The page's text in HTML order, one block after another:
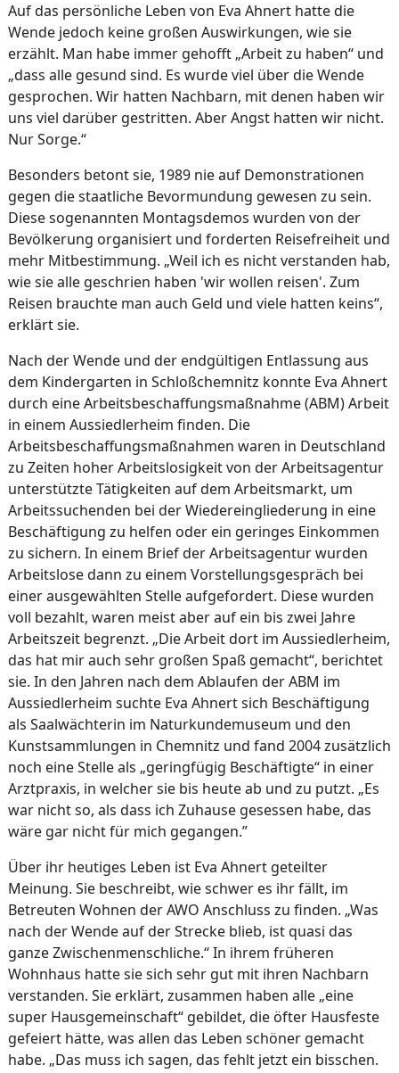
Auf das persönliche Leben von Eva Ahnert hatte die
Wende jedoch keine großen Auswirkungen, wie sie
erzählt. Man habe immer gehofft „Arbeit zu haben“ und
„dass alle gesund sind. Es wurde viel über die Wende
gesprochen. Wir hatten Nachbarn, mit denen haben wir
uns viel darüber gestritten. Aber Angst hatten wir nicht.
Nur Sorge.“
Besonders betont sie, 1989 nie auf Demonstrationen
gegen die staatliche Bevormundung gewesen zu sein.
Diese sogenannten Montagsdemos wurden von der
Bevölkerung organisiert und forderten Reisefreiheit und
mehr Mitbestimmung. „Weil ich es nicht verstanden hab,
wie sie alle geschrien haben 'wir wollen reisen'. Zum
Reisen brauchte man auch Geld und viele hatten keins“,
erklärt sie.
Nach der Wende und der endgültigen Entlassung aus
dem Kindergarten in Schloßchemnitz konnte Eva Ahnert
durch eine Arbeitsbeschaffungsmaßnahme (ABM) Arbeit
in einem Aussiedlerheim finden. Die
Arbeitsbeschaffungsmaßnahmen waren in Deutschland
zu Zeiten hoher Arbeitslosigkeit von der Arbeitsagentur
unterstützte Tätigkeiten auf dem Arbeitsmarkt, um
Arbeitssuchenden bei der Wiedereingliederung in eine
Beschäftigung zu helfen oder ein geringes Einkommen
zu sichern. In einem Brief der Arbeitsagentur wurden
Arbeitslose dann zu einem Vorstellungsgespräch bei
einer ausgewählten Stelle aufgefordert. Diese wurden
voll bezahlt, waren meist aber auf ein bis zwei Jahre
Arbeitszeit begrenzt. „Die Arbeit dort im Aussiedlerheim,
das hat mir auch sehr großen Spaß gemacht“, berichtet
sie. In den Jahren nach dem Ablaufen der ABM im
Aussiedlerheim suchte Eva Ahnert sich Beschäftigung
als Saalwächterin im Naturkundemuseum und den
Kunstsammlungen in Chemnitz und fand 2004 zusätzlich
noch eine Stelle als „geringfügig Beschäftigte“ in einer
Arztpraxis, in welcher sie bis heute ab und zu putzt. „Es
war nicht so, als dass ich Zuhause gesessen habe, das
wäre gar nicht für mich gegangen.”
Über ihr heutiges Leben ist Eva Ahnert geteilter
Meinung. Sie beschreibt, wie schwer es ihr fällt, im
Betreuten Wohnen der AWO Anschluss zu finden. „Was
nach der Wende auf der Strecke blieb, ist quasi das
ganze Zwischenmenschliche.“ In ihrem früheren
Wohnhaus hatte sie sich sehr gut mit ihren Nachbarn
verstanden. Sie erklärt, zusammen haben alle „eine
super Hausgemeinschaft“ gebildet, die öfter Hausfeste
gefeiert hätte, was allen das Leben schöner gemacht
habe. „Das muss ich sagen, das fehlt jetzt ein bisschen.